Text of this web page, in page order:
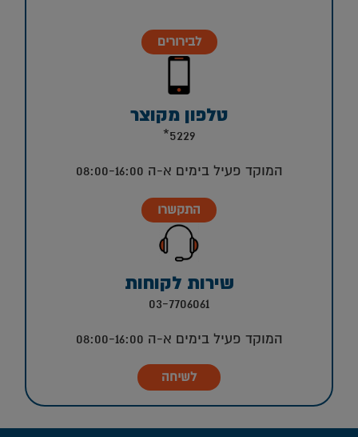
לבירורים
טלפון מקוצר
5229*
המוקד פעיל בימים א-ה 08:00-16:00
התקשרו
שירות לקוחות
03-7706061
המוקד פעיל בימים א-ה 08:00-16:00
לשיחה